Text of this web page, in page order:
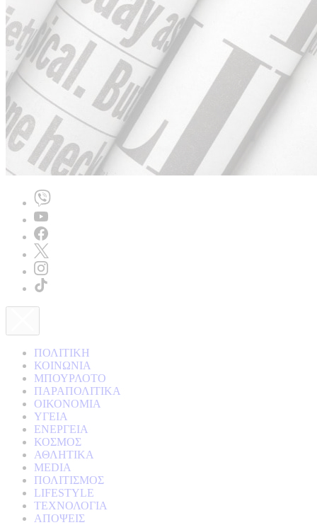
ΠΟΛΙΤΙΚΗ
ΚΟΙΝΩΝΙΑ
ΜΠΟΥΡΛΟΤΟ
ΠΑΡΑΠΟΛΙΤΙΚΑ
ΟΙΚΟΝΟΜΙΑ
ΥΓΕΙΑ
ΕΝΕΡΓΕΙΑ
ΚΟΣΜΟΣ
ΑΘΛΗΤΙΚΑ
MEDIA
ΠΟΛΙΤΙΣΜΟΣ
LIFESTYLE
ΤΕΧΝΟΛΟΓΙΑ
ΑΠΟΨΕΙΣ